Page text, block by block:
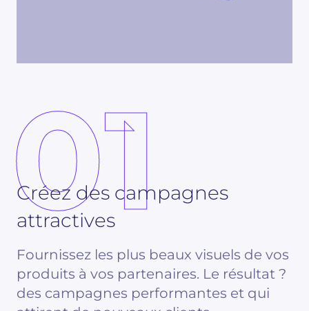
01
Créez des campagnes
attractives
Fournissez les plus beaux visuels de vos
produits à vos partenaires. Le résultat ?
des campagnes performantes et qui